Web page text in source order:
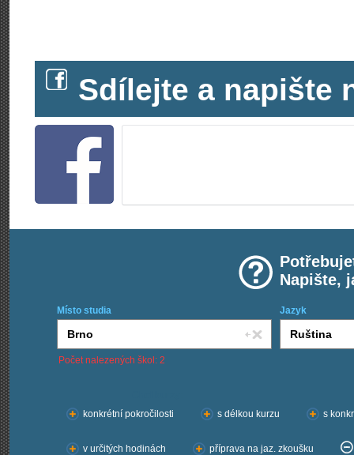
Sdílejte a napište
Napište,
Místo studia Jazyk
Počet nalezených škol: 2
konkrétní pokročilosti
s délkou kurzu s
v určitých hodinách příprava na jaz. zkoušku